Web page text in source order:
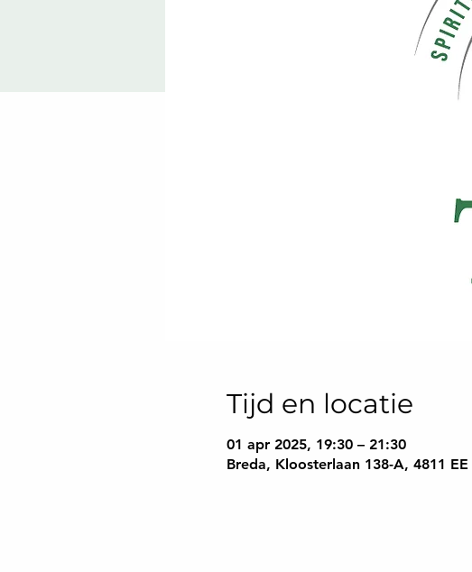
Tijd en locatie
01 apr 2025, 19:30 – 21:30
Breda, Kloosterlaan 138-A, 4811